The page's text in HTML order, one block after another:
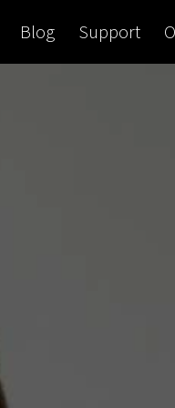
Blog Support